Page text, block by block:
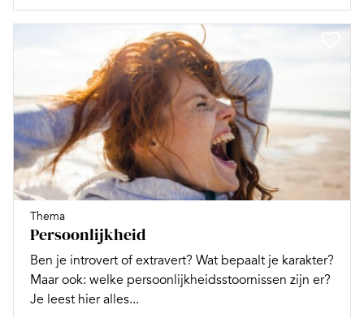
Thema
Persoonlijkheid
Ben je introvert of extravert? Wat bepaalt je karakter?
Maar ook: welke persoonlijkheidsstoornissen zijn er?
Je leest hier alles...